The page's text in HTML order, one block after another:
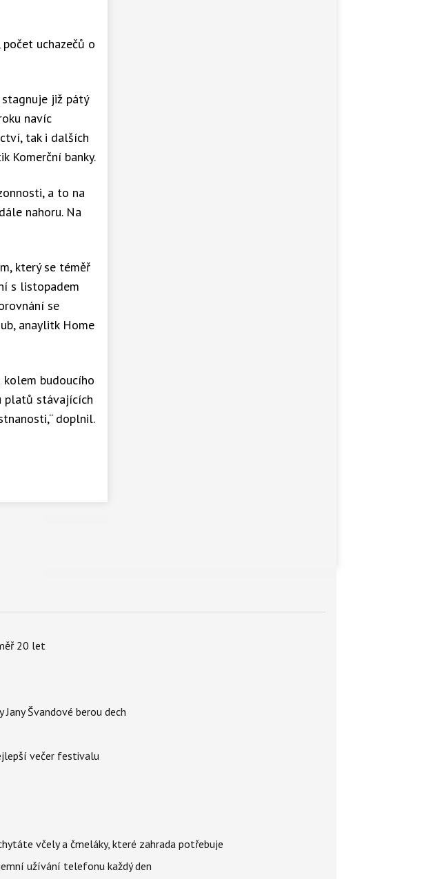
uchazečů o
již pátý
navíc
tak i dalších
Komerční banky.
a to na
nahoru. Na
který se téměř
s listopadem
se
anaylitk Home
kolem budoucího
platů stávajících
doplnil.
20 let
Švandové berou dech
večer festivalu
včely a čmeláky, které zahrada potřebuje
užívání telefonu každý den